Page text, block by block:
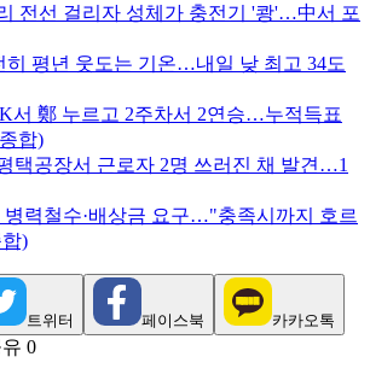
전선 걸리자 성체가 충전기 '쾅'…中서 포
히 평년 웃도는 기온…내일 낮 최고 34도
서 鄭 누르고 2주차서 2연승…누적득표
합)
택공장서 근로자 2명 쓰러진 채 발견…1
병력철수·배상금 요구…"충족시까지 호르
)
트위터 페이스북 카카오톡
0